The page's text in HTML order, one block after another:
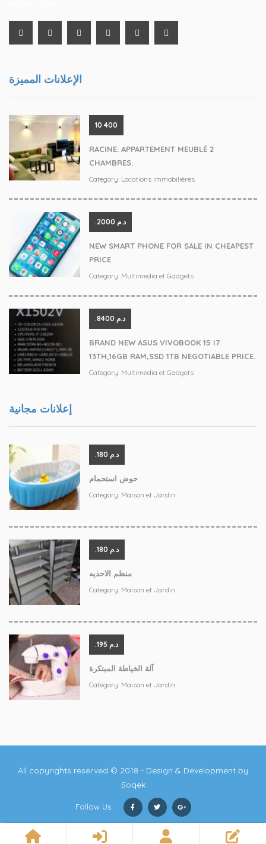
الإعلانات المميزة
‪10 400
RACINE: APPARTEMENT MEUBLÉ 2
CHAMBRES.
Category: Locations Immobilières
.د.م 2000
NEW SMART PHONE FOR SALE IN CHEAPEST
PRICE
Category: Multimedia et Gadgets
.د.م 8400
BRAND NEW ASUS VIVOBOOK 15 I7
13TH,16GB RAM,SSD 1TB NEGOTIABLE PRICE.
Category: Multimedia et Gadgets
إعلانات مجانية
.د.م 180
حوض استحمام
Category: Maison et Jardin
.د.م 180
منظم الاحذيه
Category: Maison et Jardin
.د.م 195
آلة الخياطة المبتكرة
Category: Maison et Jardin
All copyrights reserved © 2018 - Design & Development by
Soqek
Follow Us :